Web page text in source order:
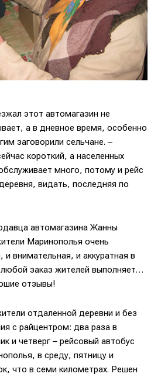
этот автомагазин не
а в дневное время, особенно
заговорили сельчане. –
короткий, а населенных
много, потому и рейс
видать, последняя по
автомагазина Жанны
Маринополья очень
внимательная, и аккуратная в
заказ жителей выполняет…
отзывы!
отдаленной деревни и без
с райцентром: два раза в
и четверг – рейсовый автобус
в среду, пятницу и
что в семи километрах. Решен